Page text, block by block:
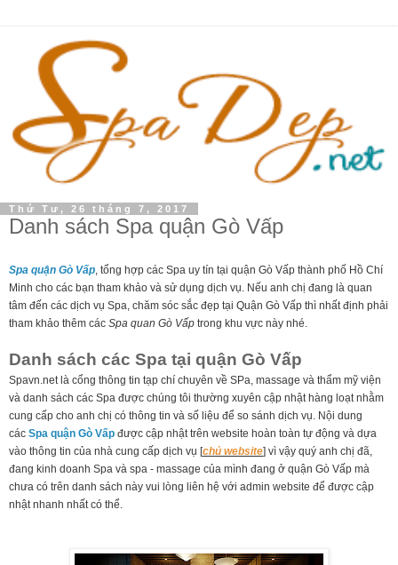
Thứ Tư, 26 tháng 7, 2017
Danh sách Spa quận Gò Vấp
Spa quận Gò Vấp, tổng hợp các Spa uy tín tại quận Gò Vấp thành phố Hồ Chí
Minh cho các bạn tham khảo và sử dụng dịch vụ. Nếu anh chị đang là quan
tâm đến các dịch vụ Spa, chăm sóc sắc đẹp tại Quận Gò Vấp thì nhất định phải
tham khảo thêm các Spa quan Gò Vấp trong khu vực này nhé.
Danh sách các Spa tại quận Gò Vấp
Spavn.net là cổng thông tin tạp chí chuyên về SPa, massage và thẩm mỹ viện
và danh sách các Spa được chúng tôi thường xuyên cập nhật hàng loạt nhằm
cung cấp cho anh chị có thông tin và số liệu để so sánh dịch vụ. Nội dung
các Spa quận Gò Vấp được cập nhật trên website hoàn toàn tự động và dựa
vào thông tin của nhà cung cấp dịch vụ [chủ website] vì vậy quý anh chị đã,
đang kinh doanh Spa và spa - massage của mình đang ở quận Gò Vấp mà
chưa có trên danh sách này vui lòng liên hệ với admin website để được cập
nhật nhanh nhất có thể.